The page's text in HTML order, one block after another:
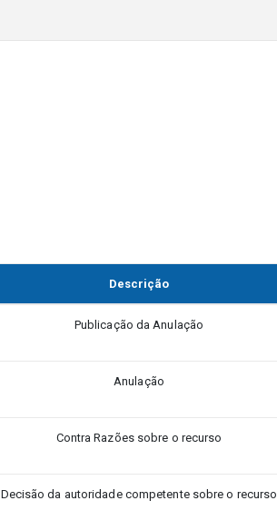
Descrição
Publicação da Anulação
Anulação
Contra Razões sobre o recurso
Decisão da autoridade competente sobre o recurso